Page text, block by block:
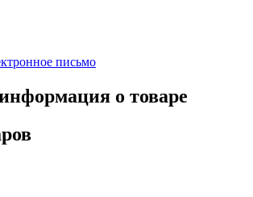
письмо
о товаре